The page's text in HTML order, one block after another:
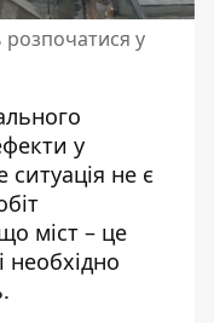
у
у
не є
міст – це